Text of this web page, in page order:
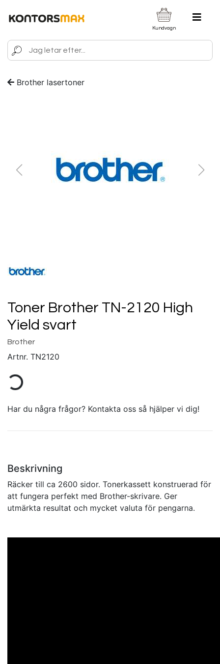
Kundvagn
Brother lasertoner
Toner Brother TN-2120 High
Yield svart
Brother
Artnr. TN2120
Har du några frågor? Kontakta oss så hjälper vi dig!
Beskrivning
Räcker till ca 2600 sidor. Tonerkassett konstruerad för
att fungera perfekt med Brother-skrivare. Ger
utmärkta resultat och mycket valuta för pengarna.